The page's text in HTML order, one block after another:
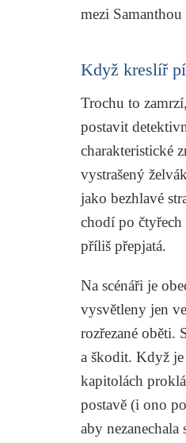
mezi
Když kreslíř
Trochu to
postavit
charakteristické
vystrašený
jako bezhlavé
chodí po
příliš přepjatá.
Na scénáři je
vysvětleny jen
rozřezané oběti.
a škodit. Když
kapitolách
postavě (i ono
aby